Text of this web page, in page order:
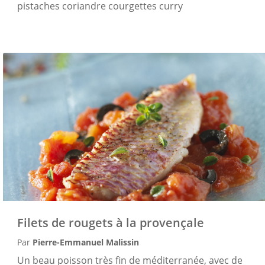
pistaches coriandre courgettes curry
Filets de rougets à la provençale
Par Pierre-Emmanuel Malissin
Un beau poisson très fin de méditerranée, avec de